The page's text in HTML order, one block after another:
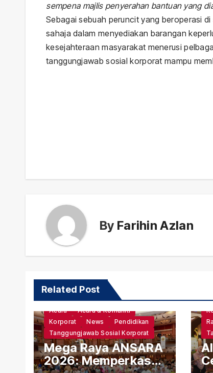
sempena majlis penyerahan bantuan yang
Sebagai sebuah peruncit yang beroperasi
sahaja dalam menyediakan barangan
kesejahteraan masyarakat menerusi
tanggungjawab sosial korporat mampu
By Farihin Azlan
Related Post
Acara
Acara & Komuniti
Korporat
News
Pendidikan
Tanggungjawab Sosial Korporat
Mega Raya ANSARA
2026: Memperkasa